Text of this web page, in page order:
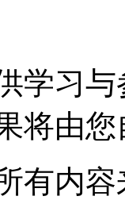
学习
将由
有内